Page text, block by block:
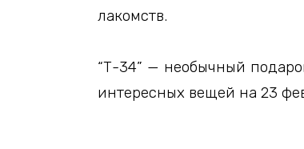
лакомств.
“Т-34” — необычный
интересных вещей на 23